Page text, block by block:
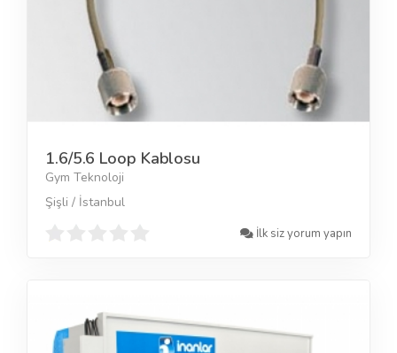
1.6/5.6 Loop Kablosu
Gym Teknoloji
Şişli / İstanbul
İlk siz yorum yapın